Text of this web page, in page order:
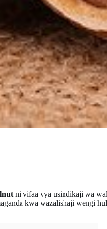
ni vifaa vya usindikaji wa
kwa wazalishaji wengi